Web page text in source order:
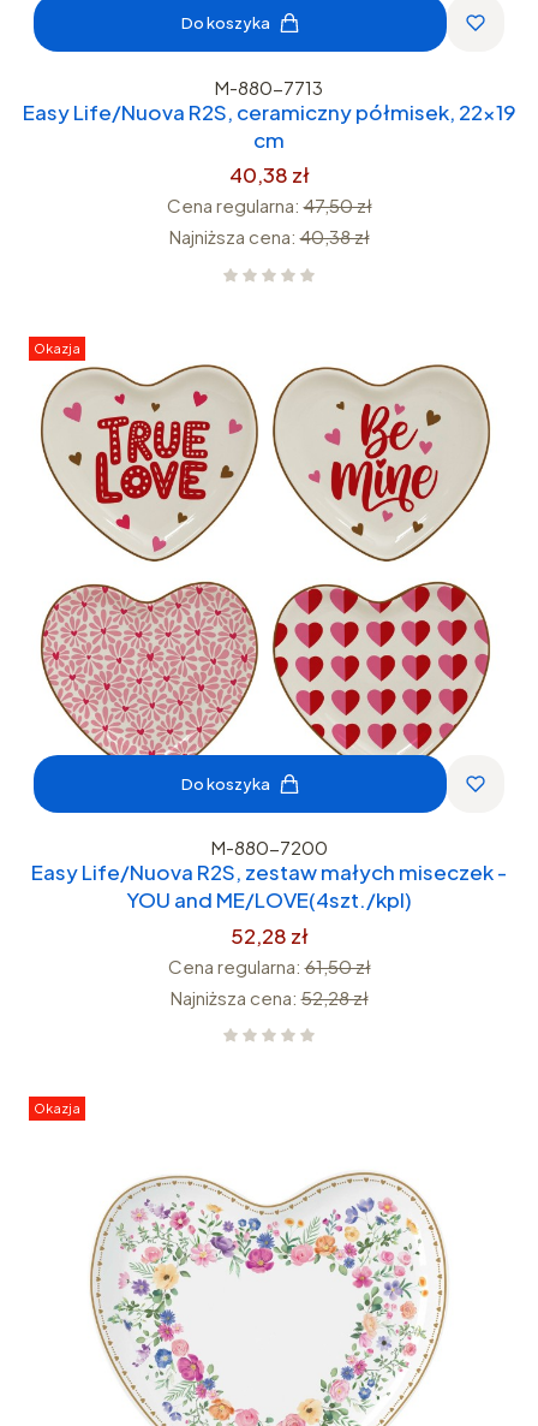
Do koszyka
M-880-7713
Easy Life/Nuova R2S, ceramiczny półmisek, 22x19
cm
40,38 zł
Cena regularna: 47,50 zł
Najniższa cena: 40,38 zł
Okazja
Do koszyka
M-880-7200
Easy Life/Nuova R2S, zestaw małych miseczek -
YOU and ME/LOVE(4szt./kpl)
52,28 zł
Cena regularna: 61,50 zł
Najniższa cena: 52,28 zł
Okazja